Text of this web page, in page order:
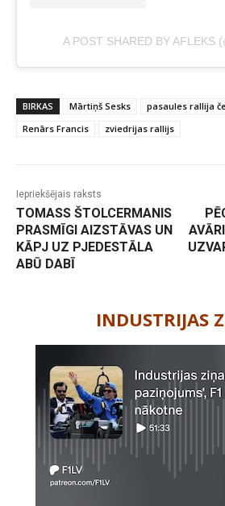
A POST SHARED BY AFLEKS
BIRKAS Mārtiņš Sesks pasaules rallija
Renārs Francis
zviedrijas rallijs
Iepriekšējais raksts
TOMASS ŠTOLCERMANIS
PRASMĪGI AIZSTĀVAS UN
KĀPJ UZ PJEDESTĀLA
ABŪ DABĪ
INDUSTRIJAS